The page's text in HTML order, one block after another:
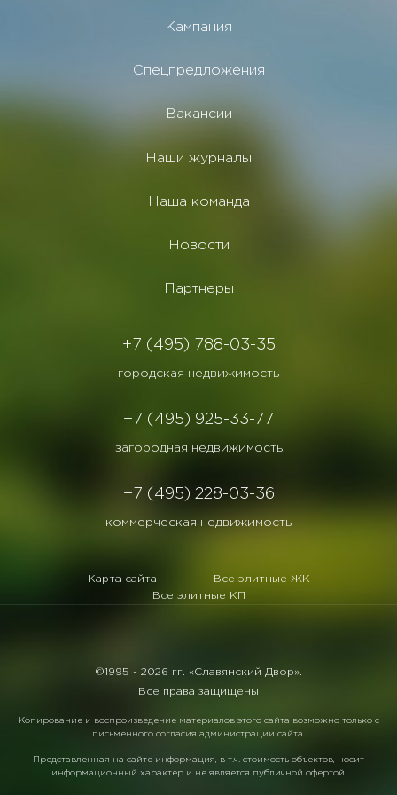
Кампания
Спецпредложения
Вакансии
Наши журналы
Наша команда
Новости
Партнеры
+7 (495) 788-03-35
городская недвижимость
+7 (495) 925-33-77
загородная недвижимость
+7 (495) 228-03-36
коммерческая недвижимость
Карта сайта
Все элитные ЖК
Все элитные КП
©1995 - 2026 гг. «Славянский Двор».
Все права защищены
Копирование и воспроизведение материалов этого сайта возможно только с
письменного согласия администрации сайта.
Представленная на сайте информация, в т.ч. стоимость объектов, носит
информационный характер и не является публичной офертой.